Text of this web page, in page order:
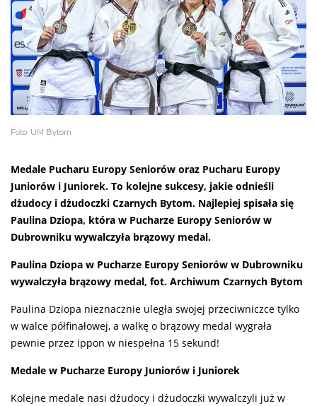
Foto: UM Bytom
Medale Pucharu Europy Seniorów oraz Pucharu Europy
Juniorów i Juniorek. To kolejne sukcesy, jakie odnieśli
dżudocy i dżudoczki Czarnych Bytom. Najlepiej spisała się
Paulina Dziopa, która w Pucharze Europy Seniorów w
Dubrowniku wywalczyła brązowy medal.
Paulina Dziopa w Pucharze Europy Seniorów w Dubrowniku
wywalczyła brązowy medal, fot. Archiwum Czarnych Bytom
Paulina Dziopa nieznacznie uległa swojej przeciwniczce tylko
w walce półfinałowej, a walkę o brązowy medal wygrała
pewnie przez ippon w niespełna 15 sekund!
Medale w Pucharze Europy Juniorów i Juniorek
Kolejne medale nasi dżudocy i dżudoczki wywalczyli już w